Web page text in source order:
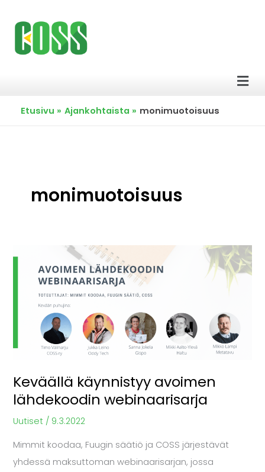
sisältöön
Etusivu Ajankohtaista monimuotoisuus
monimuotoisuus
Keväällä käynnistyy avoimen
lähdekoodin webinaarisarja
Uutiset / 9.3.2022
Mimmit koodaa, Fuugin säätiö ja COSS järjestävät
yhdessä maksuttoman webinaarisarjan, jossa
käynnistyy
avoimen
lähdekoodin
webinaarisarja